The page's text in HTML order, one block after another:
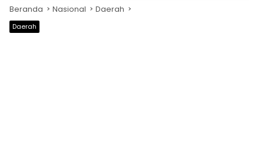
Beranda Nasional Daerah
Daerah